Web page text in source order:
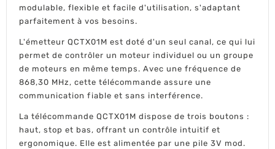
modulable, flexible et facile d'utilisation, s'adaptant
parfaitement à vos besoins.
L'émetteur QCTX01M est doté d'un seul canal, ce qui lui
permet de contrôler un moteur individuel ou un groupe
de moteurs en même temps. Avec une fréquence de
868,30 MHz, cette télécommande assure une
communication fiable et sans interférence.
La télécommande QCTX01M dispose de trois boutons :
haut, stop et bas, offrant un contrôle intuitif et
ergonomique. Elle est alimentée par une pile 3V mod.